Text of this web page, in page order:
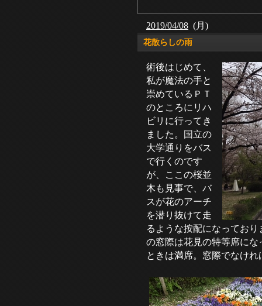
2019/04/08 (月)
花散らしの雨
術後はじめて、
私が魔法の手と
崇めているＰＴ
のところにリハ
ビリに行ってき
ました。国立の
大学通りをバス
で行くのです
が、ここの桜並
木も見事で、バ
スが花のアーチ
を潜り抜けて走
るような按配になってお
の窓際は花見の特等席に
ときは満席。窓際でなけ